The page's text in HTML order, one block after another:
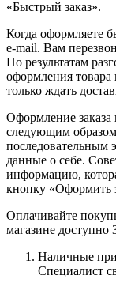
«Быстрый заказ».
Когда оформляете
e-mail. Вам
По результатам
оформления товара
только ждать
Оформление
следующим
последовательным
данные о себе.
информацию,
кнопку «Оформить
Оплачивайте
магазине доступно
Наличные при
Специалист